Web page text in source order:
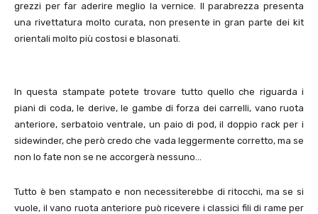
grezzi per far aderire meglio la vernice. Il parabrezza presenta
una rivettatura molto curata, non presente in gran parte dei kit
orientali molto più costosi e blasonati.
In questa stampate potete trovare tutto quello che riguarda i
piani di coda, le derive, le gambe di forza dei carrelli, vano ruota
anteriore, serbatoio ventrale, un paio di pod, il doppio rack per i
sidewinder, che però credo che vada leggermente corretto, ma se
non lo fate non se ne accorgerà nessuno…
Tutto è ben stampato e non necessiterebbe di ritocchi, ma se si
vuole, il vano ruota anteriore può ricevere i classici fili di rame per